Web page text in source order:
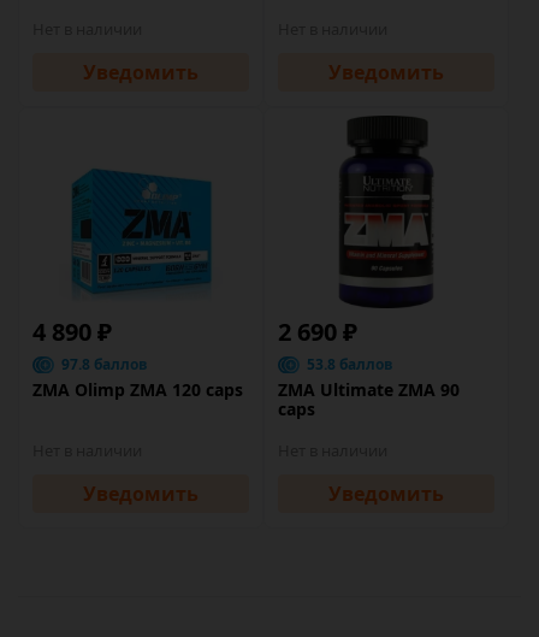
Уведомить Уведомить
4 890 ₽
97.8 баллов
ZMA Olimp ZMA 120 caps
Уведомить
2 690 ₽
53.8 баллов
ZMA Ultimate ZMA 90
caps
Уведомить